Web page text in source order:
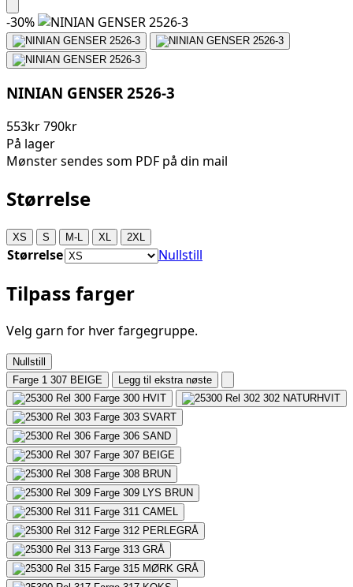
-30%
NINIAN GENSER 2526-3
553kr790kr
På lager
Mønster sendes som PDF på din mail
Størrelse
XS S M-L XL 2XL
Størrelse Nullstill
Tilpass farger
Velg garn for hver fargegruppe.
Nullstill
Farge 1 307 BEIGE
Legg til ekstra nøste
300 HVIT 302 NATURHVIT
303 SVART
306 SAND
307 BEIGE
308 BRUN
309 LYS BRUN
311 CAMEL
312 PERLEGRÅ
313 GRÅ
315 MØRK GRÅ